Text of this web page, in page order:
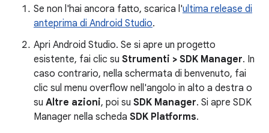
Se non l'hai ancora fatto, scarica l'ultima release di
anteprima di Android Studio.
Apri Android Studio. Se si apre un progetto
esistente, fai clic su Strumenti > SDK Manager. In
caso contrario, nella schermata di benvenuto, fai
clic sul menu overflow nell'angolo in alto a destra o
su Altre azioni, poi su SDK Manager. Si apre SDK
Manager nella scheda SDK Platforms.